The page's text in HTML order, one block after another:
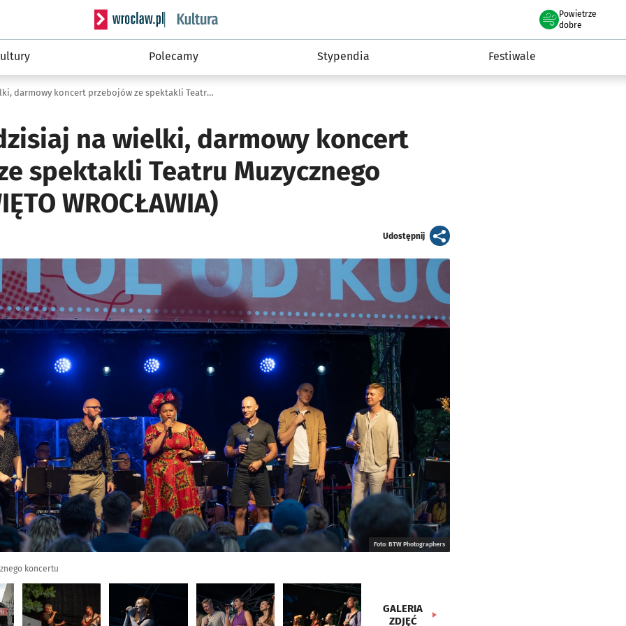
Serwis informacyjny wroclaw.pl podserwis: Kultura
Powietrze
we Wrocławiu
dobre
Polecamy Stypendia Festiwale
Przyjdźcie dzisiaj na wielki, darmowy koncert przebojów ze spektakli Teatru Muzycznego Capitol (ŚWIĘTO WROCŁAWIA)
na wielki, darmowy koncert
spektakli Teatru Muzycznego
WROCŁAWIA)
Udostępnijartykuł
Foto: BTW Photographers
koncertu
GALERIA
ZDJĘĆ